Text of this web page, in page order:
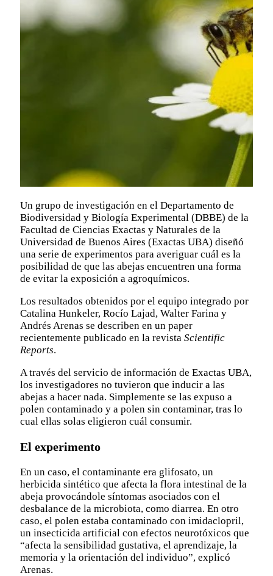
Un grupo de investigación en el Departamento de
Biodiversidad y Biología Experimental (DBBE) de la
Facultad de Ciencias Exactas y Naturales de la
Universidad de Buenos Aires (Exactas UBA) diseñó
una serie de experimentos para averiguar cuál es la
posibilidad de que las abejas encuentren una forma
de evitar la exposición a agroquímicos.
Los resultados obtenidos por el equipo integrado por
Catalina Hunkeler, Rocío Lajad, Walter Farina y
Andrés Arenas se describen en un paper
recientemente publicado en la revista Scientific
Reports.
A través del servicio de información de Exactas UBA,
los investigadores no tuvieron que inducir a las
abejas a hacer nada. Simplemente se las expuso a
polen contaminado y a polen sin contaminar, tras lo
cual ellas solas eligieron cuál consumir.
El experimento
En un caso, el contaminante era glifosato, un
herbicida sintético que afecta la flora intestinal de la
abeja provocándole síntomas asociados con el
desbalance de la microbiota, como diarrea. En otro
caso, el polen estaba contaminado con imidaclopril,
un insecticida artificial con efectos neurotóxicos que
“afecta la sensibilidad gustativa, el aprendizaje, la
memoria y la orientación del individuo”, explicó
Arenas.